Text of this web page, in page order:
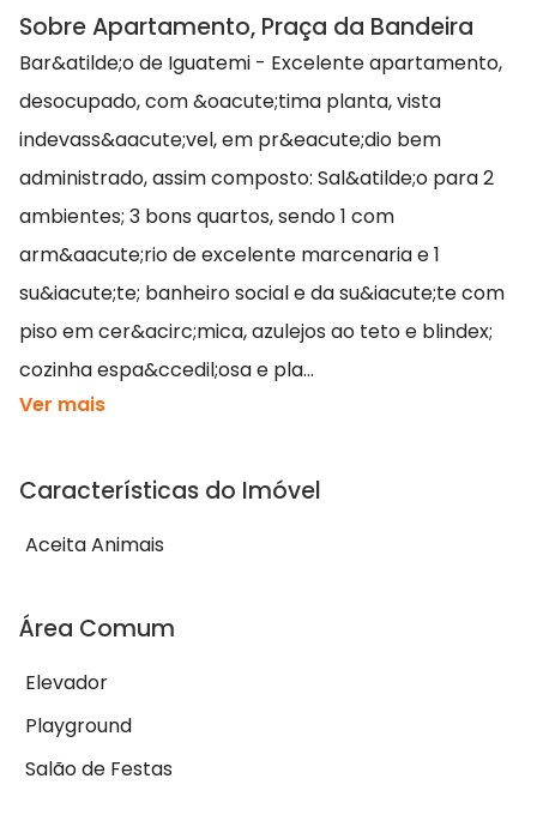
Sobre Apartamento, Praça da Bandeira
Bar&atilde;o de Iguatemi - Excelente apartamento,
desocupado, com &oacute;tima planta, vista
indevass&aacute;vel, em pr&eacute;dio bem
administrado, assim composto: Sal&atilde;o para 2
ambientes; 3 bons quartos, sendo 1 com
arm&aacute;rio de excelente marcenaria e 1
su&iacute;te; banheiro social e da su&iacute;te com
piso em cer&acirc;mica, azulejos ao teto e blindex;
cozinha espa&ccedil;osa e pla...
Ver mais
Características do Imóvel
Aceita Animais
Área Comum
Elevador
Playground
Salão de Festas